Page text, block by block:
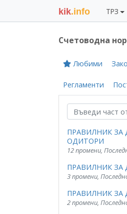
kik.info ТРЗ
Счетоводна
Любими
Регламенти
ПРАВИЛНИК ЗА
ОДИТОРИ
12 промени,
ПРАВИЛНИК ЗА
3 промени,
ПРАВИЛНИК ЗА
2 промени,